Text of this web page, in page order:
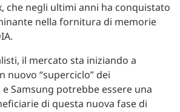
che negli ultimi anni ha conquistato
nella fornitura di memorie
il mercato sta iniziando a
nuovo “superciclo” dei
Samsung potrebbe essere una
di questa nuova fase di